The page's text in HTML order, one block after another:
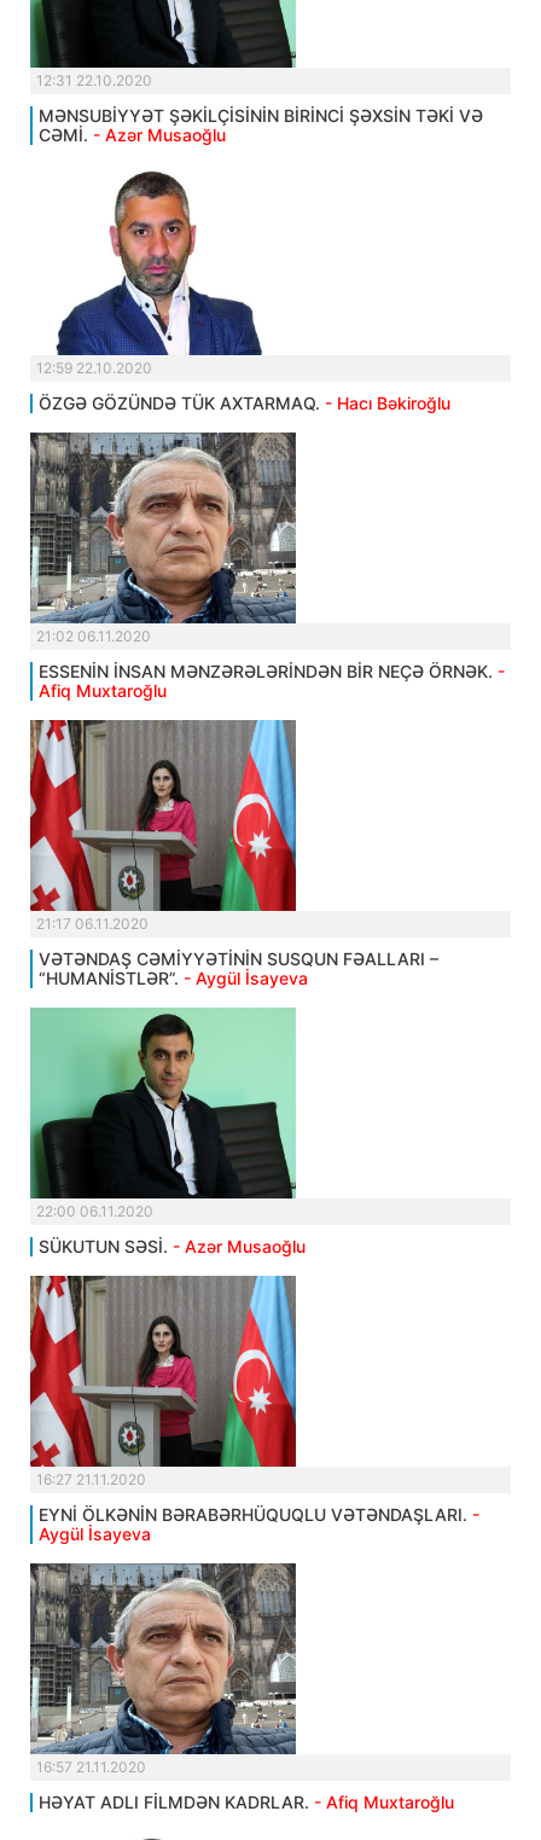
12:31 22.10.2020
MƏNSUBİYYƏT ŞƏKİLÇİSİNİN BİRİNCİ ŞƏXSİN TƏKİ VƏ
CƏMİ. - Azər Musaoğlu
12:59 22.10.2020
ÖZGƏ GÖZÜNDƏ TÜK AXTARMAQ. - Hacı Bəkiroğlu
21:02 06.11.2020
ESSENİN İNSAN MƏNZƏRƏLƏRİNDƏN BİR NEÇƏ ÖRNƏK. -
Afiq Muxtaroğlu
21:17 06.11.2020
VƏTƏNDAŞ CƏMİYYƏTİNİN SUSQUN FƏALLARI –
“HUMANİSTLƏR”. - Aygül İsayeva
22:00 06.11.2020
SÜKUTUN SƏSİ. - Azər Musaoğlu
16:27 21.11.2020
EYNİ ÖLKƏNİN BƏRABƏRHÜQUQLU VƏTƏNDAŞLARI. -
Aygül İsayeva
16:57 21.11.2020
HƏYAT ADLI FİLMDƏN KADRLAR. - Afiq Muxtaroğlu